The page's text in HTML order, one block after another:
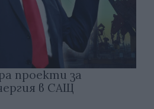
проекти за
в САЩ